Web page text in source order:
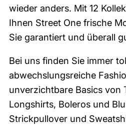
wieder anders. Mit 12
Ihnen Street One frische
Sie garantiert und überall
Bei uns finden Sie immer
abwechslungsreiche
unverzichtbare Basics von
Longshirts, Boleros und
Strickpullover und